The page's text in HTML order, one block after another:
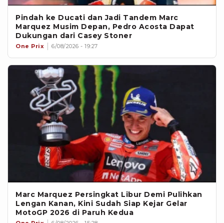
Pindah ke Ducati dan Jadi Tandem Marc
Marquez Musim Depan, Pedro Acosta Dapat
Dukungan dari Casey Stoner
One Prix 6/08/2026 - 19:27
Marc Marquez Persingkat Libur Demi Pulihkan
Lengan Kanan, Kini Sudah Siap Kejar Gelar
MotoGP 2026 di Paruh Kedua